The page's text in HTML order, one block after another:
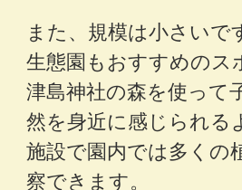
また、規模は小さいで
生態園もおすすめのス
津島神社の森を使って
然を身近に感じられる
施設で園内では多くの
察できます。